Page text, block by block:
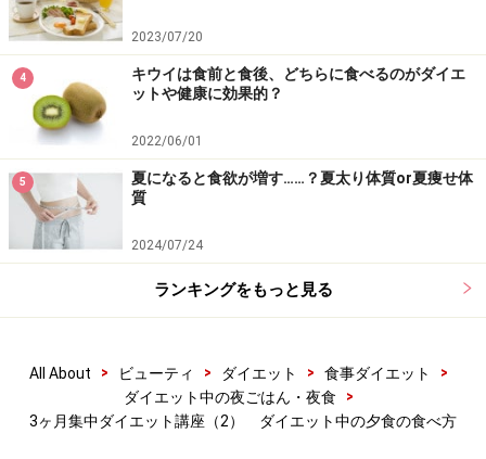
2023/07/20
4
キウイは食前と食後、どちらに食べるのがダイエ
ットや健康に効果的？
2022/06/01
5
夏になると食欲が増す……？夏太り体質or夏痩せ体
質
2024/07/24
ランキングをもっと見る
All About > ビューティ > ダイエット > 食事ダイエット
>
ダイエット中の夜ごはん・夜食
>
3ヶ月集中ダイエット講座（2） ダイエット中の夕食の食べ方